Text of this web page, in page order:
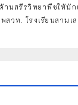
นสรีรวิทยาพืชให้นัก
สวท. โรงเรียนสามเ